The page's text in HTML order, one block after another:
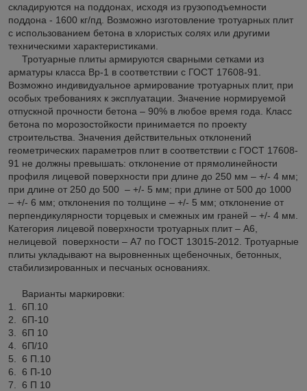
складируются на поддонах, исходя из грузоподъемности
поддона - 1600 кг/пд. Возможно изготовление тротуарных плит
с использованием бетона в хлористых солях или другими
техническими характеристиками.
Тротуарные плиты армируются сварными сетками из
арматуры класса Вр-1 в соответствии с ГОСТ 17608-91.
Возможно индивидуальное армирование тротуарных плит, при
особых требованиях к эксплуатации. Значение нормируемой
отпускной прочности бетона – 90% в любое время года. Класс
бетона по морозостойкости принимается по проекту
строительства. Значения действительных отклонений
геометрических параметров плит в соответствии с ГОСТ 17608-
91 не должны превышать: отклонение от прямолинейности
профиля лицевой поверхности при длине до 250 мм – +/- 4 мм;
при длине от 250 до 500 – +/- 5 мм; при длине от 500 до 1000
– +/- 6 мм; отклонения по толщине – +/- 5 мм; отклонение от
перпендикулярности торцевых и смежных им граней – +/- 4 мм.
Категория лицевой поверхности тротуарных плит – А6,
нелицевой поверхности – А7 по ГОСТ 13015-2012. Тротуарные
плиты укладывают на выровненных щебеночных, бетонных,
стабилизированных и песчаных основаниях.
Варианты маркировки:
1. 6П.10
2. 6П-10
3. 6П 10
4. 6П/10
5. 6 П.10
6. 6 П-10
7. 6 П 10